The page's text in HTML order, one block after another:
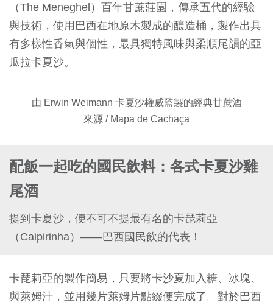
（The Meneghel）百年甘蔗莊園，傳承五代的經驗
與技術，使用巴西在地原木製成的釀造桶，製作出具
有多樣性香氣與個性，最具獨特風味與柔順尾韻的亞
瓜拉卡夏沙。
由 Erwin Weimann 卡夏沙權威監製的經典甘蔗酒
來源 / Mapa de Cachaça
配飯一起吃的國民飲料：各式卡夏沙雞
尾酒
提到卡夏沙，便不可不提最有名的卡琵莉亞
（Caipirinha）——巴西國民飲的代表！
卡琵莉亞的製作簡易，只要將卡沙夏加入糖、冰塊、
與萊姆汁，並用幾片萊姆片點綴便完成了。對於巴西